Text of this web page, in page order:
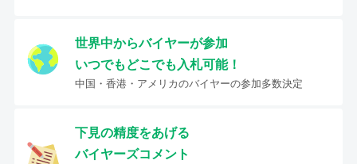
世界中からバイヤーが参加
いつでもどこでも入札可能！
中国・香港・アメリカのバイヤーの参加多数決定
下見の精度をあげる
バイヤーズコメント